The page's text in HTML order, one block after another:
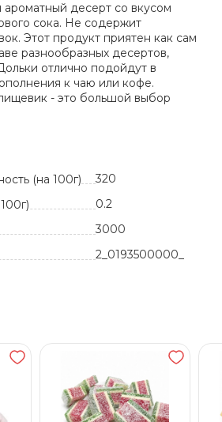
десерт со вкусом
сока. Не содержит
Этот продукт приятен как сам
разнообразных десертов,
отлично подойдут в
к чаю или кофе.
- это большой выбор
(на 100г)
320
0.2
3000
2_0193500000_
4 месяца
15 +- 5